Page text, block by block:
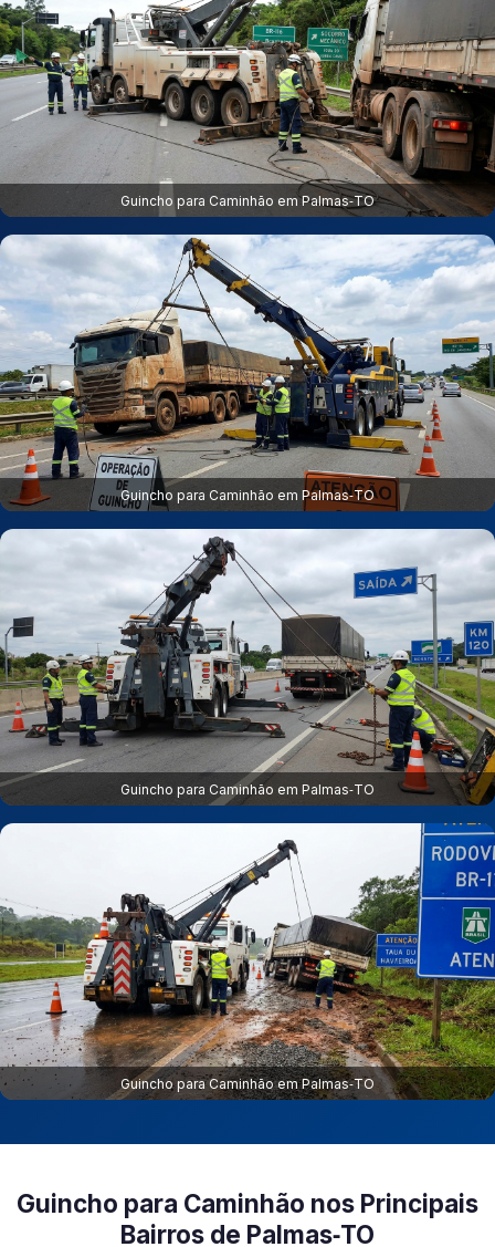
Guincho para Caminhão em Palmas‑TO
Guincho para Caminhão em Palmas‑TO
Guincho para Caminhão em Palmas‑TO
Guincho para Caminhão em Palmas‑TO
Guincho para Caminhão nos Principais
Bairros de Palmas‑TO